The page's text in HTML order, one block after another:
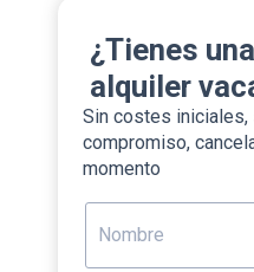
¿Tienes
alquiler
Sin costes
compromiso,
momento
Nombre